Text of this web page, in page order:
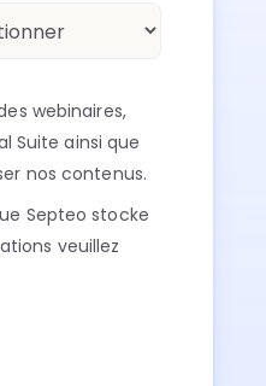
webinaires,
Suite ainsi que
nos contenus.
Septeo stocke
veuillez